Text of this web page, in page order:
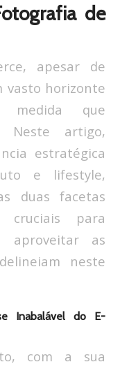
de
apesar de
vasto horizonte
medida que
Neste artigo,
estratégica
e lifestyle,
duas facetas
cruciais para
aproveitar as
neste
Inabalável do E-
com a sua